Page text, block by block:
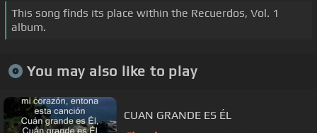
This song finds its place within the Recuerdos, Vol. 1
album.
You may also like to play
CUAN GRANDE ES ÉL